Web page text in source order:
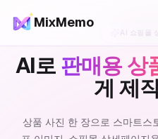
MixMemo
AI 쇼핑몰
AI로 판매용 상
게 제
상품 사진 한 장으로 스마트스